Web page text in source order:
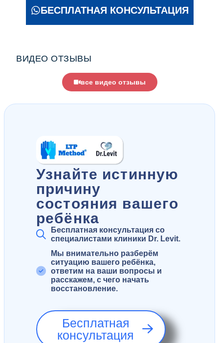
БЕСПЛАТНАЯ КОНСУЛЬТАЦИЯ
ВИДЕО ОТЗЫВЫ
все видео отзывы
Узнайте истинную
причину
состояния вашего
ребёнка
Бесплатная консультация со
специалистами клиники Dr. Levit.
Мы внимательно разберём
ситуацию вашего ребёнка,
ответим на ваши вопросы и
расскажем, с чего начать
восстановление.
Бесплатная
консультация